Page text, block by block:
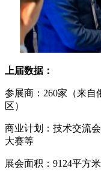
上届数据：
参展商：260家（来自
区）
商业计划：技术交流
大赛等
展会面积：9124平方米